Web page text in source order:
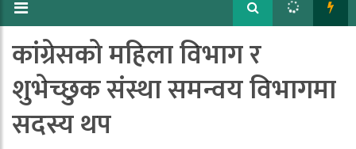
कांग्रेसको महिला विभाग र
शुभेच्छुक संस्था समन्वय विभागमा
सदस्य थप